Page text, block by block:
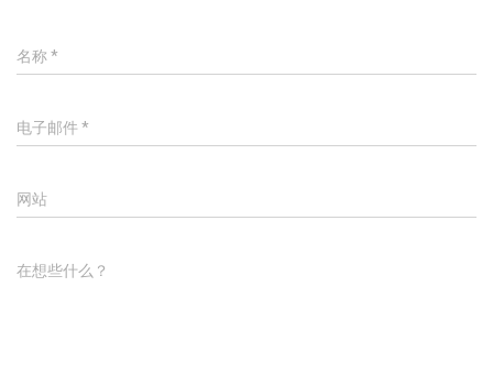
名称*
电子邮件 *
网站
在想些什么？